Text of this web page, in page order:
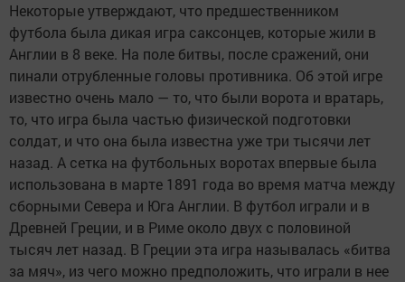
Некоторые утверждают, что предшественником
футбола была дикая игра саксонцев, которые жили в
Англии в 8 веке. На поле битвы, после сражений, они
пинали отрубленные головы противника. Об этой игре
известно очень мало — то, что были ворота и вратарь,
то, что игра была частью физической подготовки
солдат, и что она была известна уже три тысячи лет
назад. А сетка на футбольных воротах впервые была
использована в марте 1891 года во время матча между
сборными Севера и Юга Англии. В футбол играли и в
Древней Греции, и в Риме около двух с половиной
тысяч лет назад. В Греции эта игра называлась «битва
за мяч», из чего можно предположить, что играли в нее